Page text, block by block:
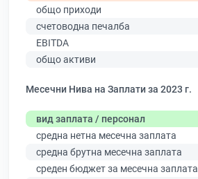
общо приходи
счетоводна печалба
EBITDA
общо активи
Месечни Нива на Заплати за 2023 г.
вид заплата / персонал
средна нетна месечна заплата
средна брутна месечна заплата
среден бюджет за месечна заплата